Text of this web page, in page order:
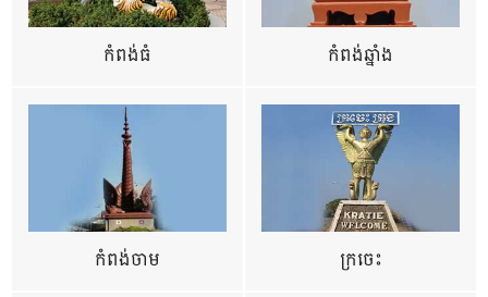
កំពង់ធំ កំពង់ឆ្នាំង
កំពង់ចាម ក្រចេះ